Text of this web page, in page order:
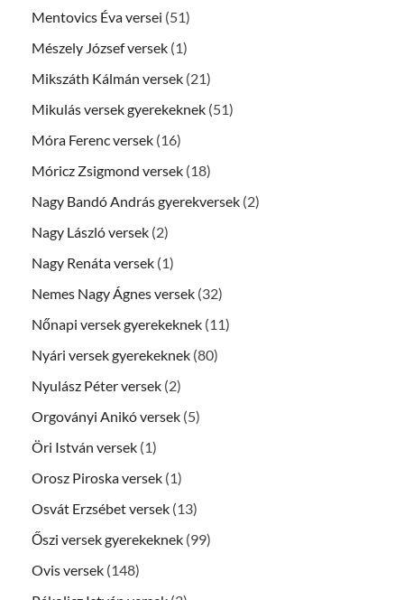
Mentovics Éva versei (51)
Mészely József versek (1)
Mikszáth Kálmán versek (21)
Mikulás versek gyerekeknek (51)
Móra Ferenc versek (16)
Móricz Zsigmond versek (18)
Nagy Bandó András gyerekversek (2)
Nagy László versek (2)
Nagy Renáta versek (1)
Nemes Nagy Ágnes versek (32)
Nőnapi versek gyerekeknek (11)
Nyári versek gyerekeknek (80)
Nyulász Péter versek (2)
Orgoványi Anikó versek (5)
Öri István versek (1)
Orosz Piroska versek (1)
Osvát Erzsébet versek (13)
Őszi versek gyerekeknek (99)
Ovis versek (148)